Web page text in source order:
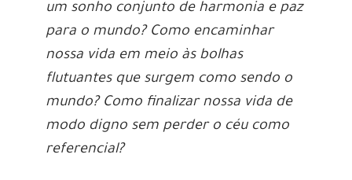
um sonho conjunto de harmonia e paz
para o mundo? Como encaminhar
nossa vida em meio às bolhas
flutuantes que surgem como sendo o
mundo? Como finalizar nossa vida de
modo digno sem perder o céu como
referencial?